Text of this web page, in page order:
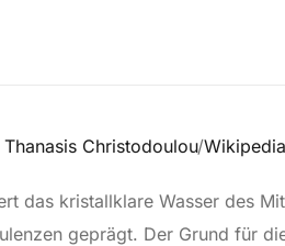
Thanasis Christodoulou/Wikipedia
das kristallklare Wasser des
geprägt. Der Grund für